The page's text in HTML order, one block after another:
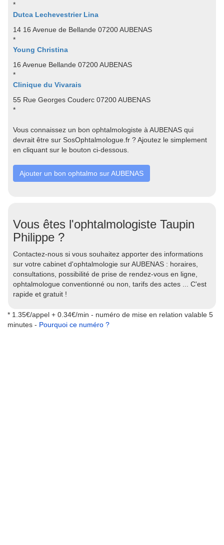
*
Dutca Lechevestrier Lina
14 16 Avenue de Bellande 07200 AUBENAS
*
Young Christina
16 Avenue Bellande 07200 AUBENAS
*
Clinique du Vivarais
55 Rue Georges Couderc 07200 AUBENAS
*
Vous connaissez un bon ophtalmologiste à AUBENAS qui
devrait être sur SosOphtalmologue.fr ? Ajoutez le simplement
en cliquant sur le bouton ci-dessous.
Ajouter un bon ophtalmo sur AUBENAS
Vous êtes l'ophtalmologiste Taupin
Philippe ?
Contactez-nous si vous souhaitez apporter des informations
sur votre cabinet d'ophtalmologie sur AUBENAS : horaires,
consultations, possibilité de prise de rendez-vous en ligne,
ophtalmologue conventionné ou non, tarifs des actes ... C'est
rapide et gratuit !
* 1.35€/appel + 0.34€/min - numéro de mise en relation valable 5
minutes - Pourquoi ce numéro ?